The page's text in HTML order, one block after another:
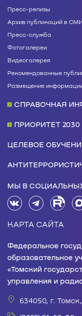
Пресс-релизы
Архив публикаций в СМИ
Пресс-служба
Фотогалереи
Видеогалерея
Рекомендованные
Размещение
СПРАВОЧНАЯ
ПРИОРИТЕТ 2030
ЦЕЛЕВОЕ
МЫ В
КАРТА САЙТА
Федеральное
образовательное
«Томский
управления и
634050, г.